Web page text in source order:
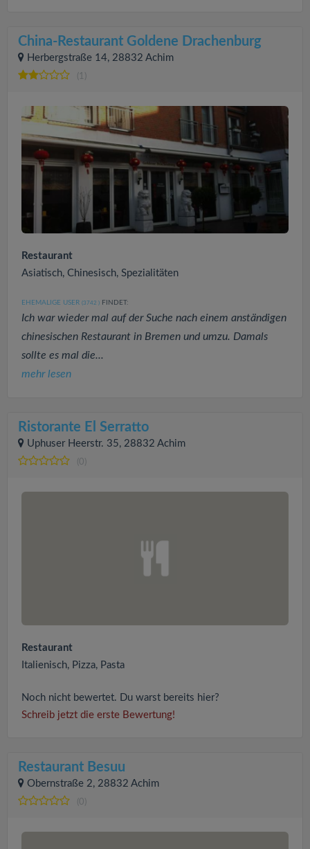
China-Restaurant Goldene Drachenburg
Herbergstraße 14, 28832 Achim
Restaurant
Asiatisch, Chinesisch, Spezialitäten
EHEMALIGE USER (3742 ) FINDET:
Ich war wieder mal auf der Suche nach einem anständigen
chinesischen Restaurant in Bremen und umzu. Damals
sollte es mal die...
mehr lesen
Ristorante El Serratto
Uphuser Heerstr. 35, 28832 Achim
(0)
Restaurant
Italienisch, Pizza, Pasta
Noch nicht bewertet. Du warst bereits hier?
Schreib jetzt die erste Bewertung!
Restaurant Besuu
Obernstraße 2, 28832 Achim
(0)